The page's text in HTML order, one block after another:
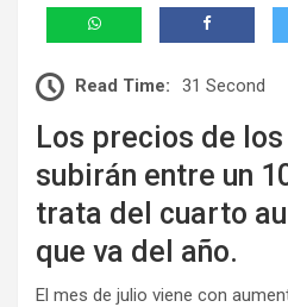
Read Time: 31 Second
Los precios de
subirán entre un
trata del cuarto
que va del año.
El mes de julio viene con